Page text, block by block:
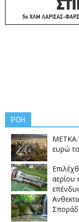
ΡΟΗ
ΜΕΤΚΑ:
ευρώ
αερίου